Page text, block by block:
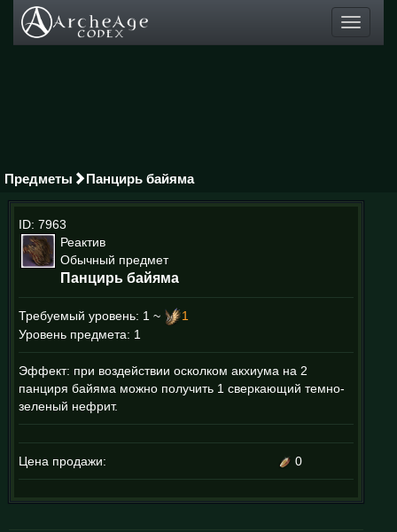
Toggle
Предметы Панцирь байяма
ID: 7963
Реактив
Обычный предмет
Панцирь байяма
Требуемый уровень: 1 ~
1
Уровень предмета: 1
Эффект: при воздействии осколком акхиума на 2
панциря байяма можно получить 1 сверкающий темно-
зеленый нефрит.
Цена продажи: 0